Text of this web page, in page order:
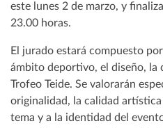
este lunes 2 de marzo, y
23.00 horas.
El jurado estará compuesto
ámbito deportivo, el diseño, la
Trofeo Teide. Se valorarán
originalidad, la calidad artística
tema y a la identidad del